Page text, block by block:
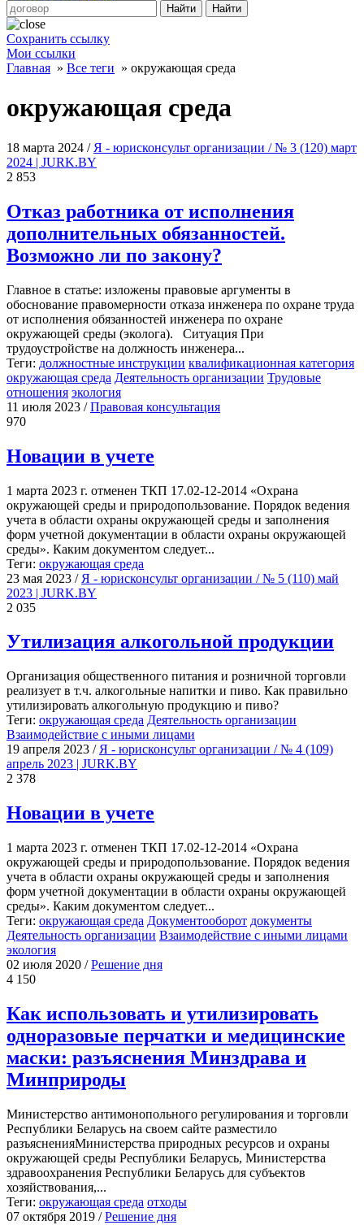
Найти Найти
Сохранить ссылку
Мои ссылки
Главная » Все теги » окружающая среда
окружающая среда
18 мартa 2024 / Я - юрисконсульт организации / № 3 (120) март
2024 | JURK.BY
2 853
Отказ работника от исполнения
дополнительных обязанностей.
Возможно ли по закону?
Главное в статье: изложены правовые аргументы в
обоснование правомерности отказа инженера по охране труда
от исполнения обязанностей инженера по охране
окружающей среды (эколога). Ситуация При
трудоустройстве на должность инженера...
Теги: должностные инструкции квалификационная категория
окружающая среда Деятельность организации Трудовые
отношения экология
11 июля 2023 /Правовая консультация
970
Новации в учете
1 марта 2023 г. отменен ТКП 17.02-12-2014 «Охрана
окружающей среды и природопользование. Порядок ведения
учета в области охраны окружающей среды и заполнения
форм учетной документации в области охраны окружающей
среды». Каким документом следует...
Теги: окружающая среда
23 мая 2023 / Я - юрисконсульт организации / № 5 (110) май
2023 | JURK.BY
2 035
Утилизация алкогольной продукции
Организация общественного питания и розничной торговли
реализует в т.ч. алкогольные напитки и пиво. Как правильно
утилизировать алкогольную продукцию и пиво?
Теги: окружающая среда Деятельность организации
Взаимодействие с иными лицами
19 апреля 2023 / Я - юрисконсульт организации / № 4 (109)
апрель 2023 | JURK.BY
2 378
Новации в учете
1 марта 2023 г. отменен ТКП 17.02-12-2014 «Охрана
окружающей среды и природопользование. Порядок ведения
учета в области охраны окружающей среды и заполнения
форм учетной документации в области охраны окружающей
среды». Каким документом следует...
Теги: окружающая среда Документооборот документы
Деятельность организации Взаимодействие с иными лицами
экология
02 июля 2020 /Решение дня
4 150
Как использовать и утилизировать
одноразовые перчатки и медицинские
маски: разъяснения Минздрава и
Минприроды
Министерство антимонопольного регулирования и торговли
Республики Беларусь на своем сайте разместило
разъясненияМинистерства природных ресурсов и охраны
окружающей среды Республики Беларусь, Министерства
здравоохранения Республики Беларусь для субъектов
хозяйствования,...
Теги: окружающая среда отходы
07 октября 2019 /Решение дня